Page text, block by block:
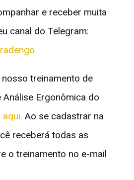
e receber muita
canal do Telegram:
treinamento de
Ergonômica do
Ao se cadastrar na
receberá todas as
o treinamento no e-mail